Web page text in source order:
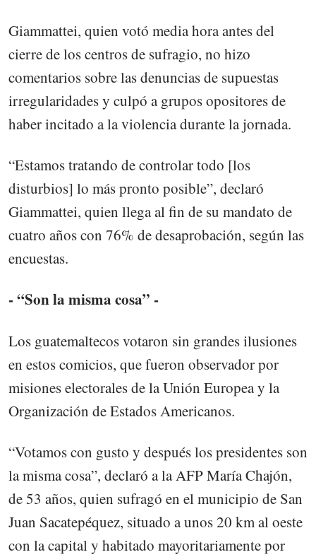
Giammattei, quien votó media hora antes del
cierre de los centros de sufragio, no hizo
comentarios sobre las denuncias de supuestas
irregularidades y culpó a grupos opositores de
haber incitado a la violencia durante la jornada.
“Estamos tratando de controlar todo [los
disturbios] lo más pronto posible”, declaró
Giammattei, quien llega al fin de su mandato de
cuatro años con 76% de desaprobación, según las
encuestas.
- “Son la misma cosa” -
Los guatemaltecos votaron sin grandes ilusiones
en estos comicios, que fueron observador por
misiones electorales de la Unión Europea y la
Organización de Estados Americanos.
“Votamos con gusto y después los presidentes son
la misma cosa”, declaró a la AFP María Chajón,
de 53 años, quien sufragó en el municipio de San
Juan Sacatepéquez, situado a unos 20 km al oeste
con la capital y habitado mayoritariamente por